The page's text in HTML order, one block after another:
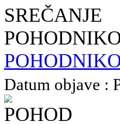
Datum objave :